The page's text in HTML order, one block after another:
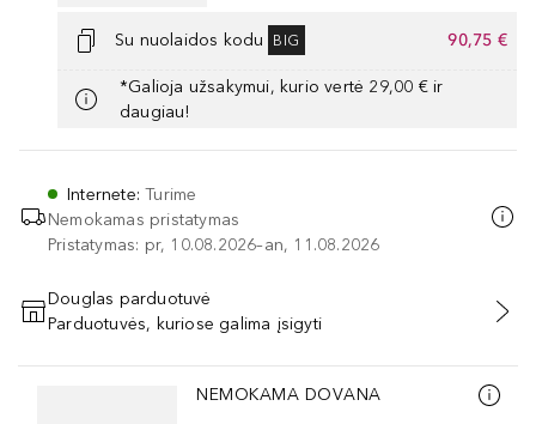
Su nuolaidos kodu BIG 90,75 €
*Galioja užsakymui, kurio vertė 29,00 € ir
daugiau!
Internete:Turime
Nemokamas pristatymas
Pristatymas: pr, 10.08.2026–an, 11.08.2026
PRIDĖTI Į KREPŠELĮ
Douglas parduotuvė
Parduotuvės, kuriose galima įsigyti
Praleisti slankiklį
NEMOKAMA DOVANA